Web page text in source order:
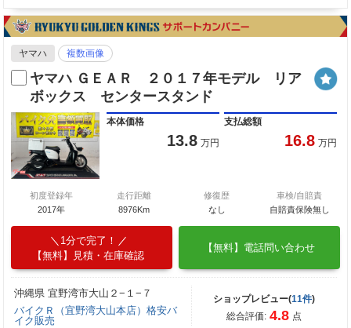
ヤマハ 複数画像
ヤマハ ＧＥＡＲ ２０１７年モデル リア
ボックス センタースタンド
本体価格
13.8 万円
支払総額
16.8 万円
初度登録年
2017年
走行距離
8976Km
修復歴
なし
車検/自賠責
自賠責保険無し
1分で完了！
【無料】見積・在庫確認
【無料】電話問い合わせ
沖縄県 宜野湾市大山２−１−７
バイクＲ（宜野湾大山本店）格安バ
イク販売
ショップレビュー(11件)
総合評価: 4.8 点